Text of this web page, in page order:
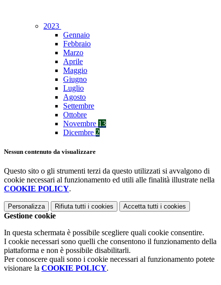
2023
Gennaio
Febbraio
Marzo
Aprile
Maggio
Giugno
Luglio
Agosto
Settembre
Ottobre
Novembre 13
Dicembre 2
Nessun contenuto da visualizzare
Questo sito o gli strumenti terzi da questo utilizzati si avvalgono di
cookie necessari al funzionamento ed utili alle finalità illustrate nella
COOKIE POLICY.
Personalizza Rifiuta tutti i cookies Accetta tutti i cookies
Gestione cookie
In questa schermata è possibile scegliere quali cookie consentire.
I cookie necessari sono quelli che consentono il funzionamento della
piattaforma e non è possibile disabilitarli.
Per conoscere quali sono i cookie necessari al funzionamento potete
visionare la COOKIE POLICY.